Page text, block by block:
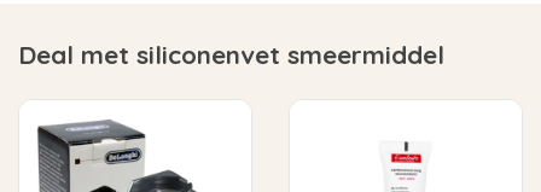
Deal met siliconenvet smeermiddel